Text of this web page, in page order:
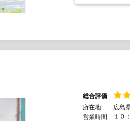
総合評価
所在地
広島
営業時間
１０